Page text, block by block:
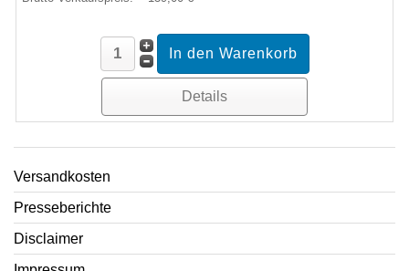
Details
Versandkosten
Presseberichte
Disclaimer